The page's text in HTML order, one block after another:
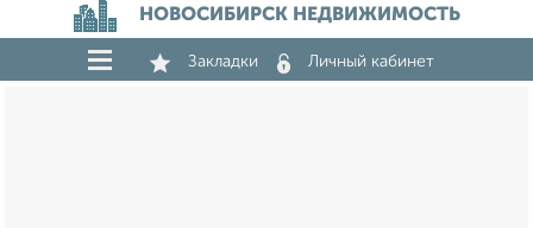
НОВОСИБИРСК НЕДВИЖИМОСТЬ
Закладки Личный кабинет